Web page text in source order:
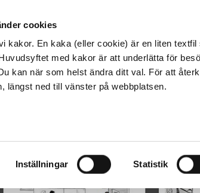
cookies
kakor. En kaka (eller cookie) är en liten
med kakor är att underlätta för
kan när som helst ändra ditt val. För att
längst ned till vänster på webbplatsen.
Inställningar Statistik